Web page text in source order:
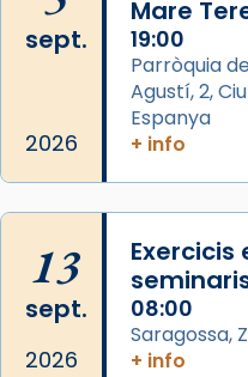
1 week ago
Aquest dilluns, 27
missa d’acció de
comitè
del Sant Pare Lleó
L’arquebisbe de
Josep Omella, ha
concelebrat el
Mons. David
📸 Dr. G. Simón
sept.
2026
Mare
19:00
Parròquia
Agustí, 2,
Espanya
+ info
13
sept.
2026
08:00
Saragossa,
+ info